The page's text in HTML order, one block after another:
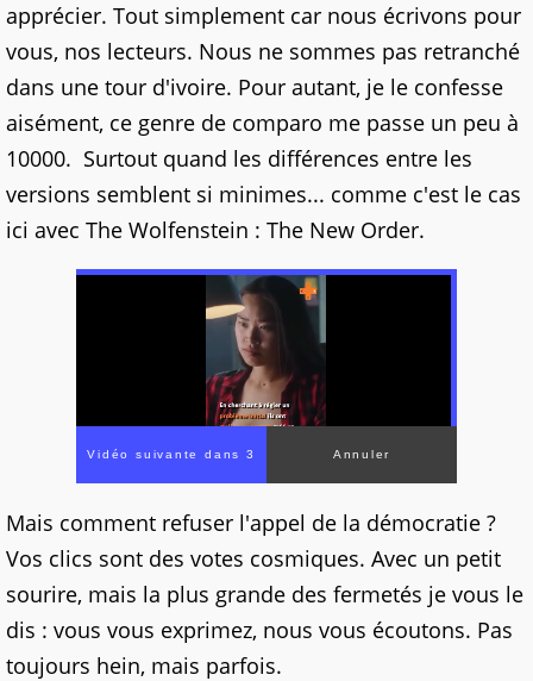
apprécier. Tout simplement car nous écrivons pour
vous, nos lecteurs. Nous ne sommes pas retranché
dans une tour d'ivoire. Pour autant, je le confesse
aisément, ce genre de comparo me passe un peu à
10000. Surtout quand les différences entre les
versions semblent si minimes... comme c'est le cas
ici avec The Wolfenstein : The New Order.
Mais comment refuser l'appel de la démocratie ?
Vos clics sont des votes cosmiques. Avec un petit
sourire, mais la plus grande des fermetés je vous le
dis : vous vous exprimez, nous vous écoutons. Pas
toujours hein, mais parfois.